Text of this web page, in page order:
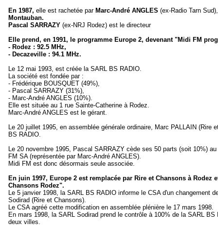
En 1987, elle est rachetée par Marc-André ANGLES (ex-Radio Tarn Sud),
Montauban.
Pascal SARRAZY (ex-NRJ Rodez) est le directeur
Elle prend, en 1991, le programme Europe 2, devenant "Midi FM
- Rodez : 92.5 MHz,
- Decazeville : 94.1 MHz.
Le 12 mai 1993, est créée la SARL BS RADIO.
La société est fondée par :
- Frédérique BOUSQUET (49%),
- Pascal SARRAZY (31%),
- Marc-André ANGLES (10%).
Elle est située au 1 rue Sainte-Catherine à Rodez.
Marc-André ANGLES est le gérant.
Le 20 juillet 1995, en assemblée générale ordinaire, Marc PALLAIN (Rire
BS RADIO.
Le 20 novembre 1995, Pascal SARRAZY cède ses 50 parts (soit 10%)
FM SA (représentée par Marc-André ANGLES).
Midi FM est donc désormais seule associée.
En juin 1997, Europe 2 est remplacée par Rire et Chansons à Rodez
Chansons Rodez".
Le 5 janvier 1998, la SARL BS RADIO informe le CSA d'un changement
Sodirad (Rire et Chansons).
Le CSA agréé cette modification en assemblée plénière le 17 mars 1998.
En mars 1998, la SARL Sodirad prend le contrôle à 100% de la SARL
deux villes.